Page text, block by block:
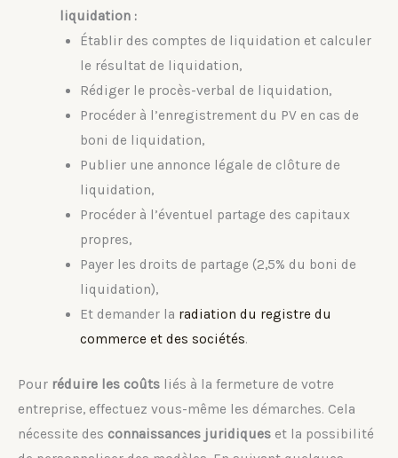
liquidation :
Établir des comptes de liquidation et calculer
le résultat de liquidation,
Rédiger le procès-verbal de liquidation,
Procéder à l’enregistrement du PV en cas de
boni de liquidation,
Publier une annonce légale de clôture de
liquidation,
Procéder à l’éventuel partage des capitaux
propres,
Payer les droits de partage (2,5% du boni de
liquidation),
Et demander la radiation du registre du
commerce et des sociétés.
Pour réduire les coûts liés à la fermeture de votre
entreprise, effectuez vous-même les démarches. Cela
nécessite des connaissances juridiques et la possibilité